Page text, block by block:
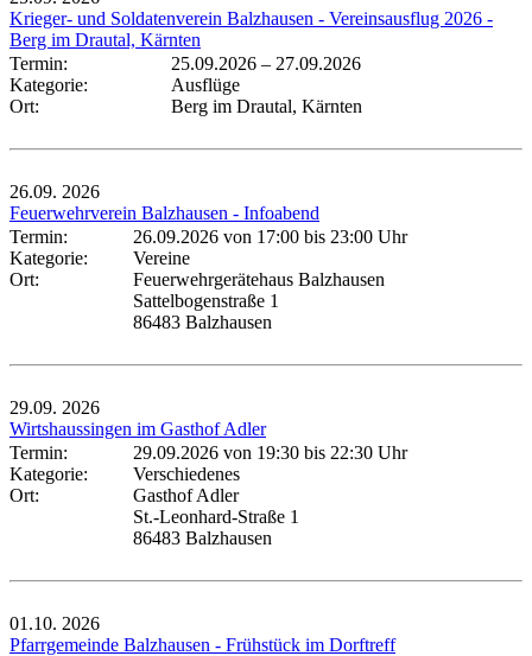
Krieger- und Soldatenverein Balzhausen - Vereinsausflug 2026 -
Berg im Drautal, Kärnten
Termin:
25.09.2026 – 27.09.2026
Kategorie:
Ausflüge
Ort:
Berg im Drautal, Kärnten
26.09. 2026
Feuerwehrverein Balzhausen - Infoabend
Termin:
26.09.2026 von 17:00 bis 23:00 Uhr
Kategorie:
Vereine
Ort:
Feuerwehrgerätehaus Balzhausen
Sattelbogenstraße 1
86483 Balzhausen
29.09. 2026
Wirtshaussingen im Gasthof Adler
Termin:
29.09.2026 von 19:30 bis 22:30 Uhr
Kategorie:
Verschiedenes
Ort:
Gasthof Adler
St.-Leonhard-Straße 1
86483 Balzhausen
01.10. 2026
Pfarrgemeinde Balzhausen - Frühstück im Dorftreff